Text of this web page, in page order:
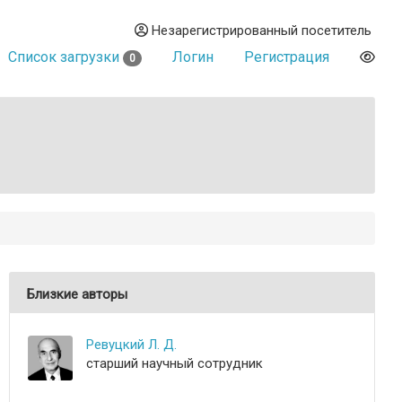
Незарегистрированный посетитель
Список загрузки 0 Логин Регистрация
Близкие авторы
Ревуцкий Л. Д.
старший научный сотрудник